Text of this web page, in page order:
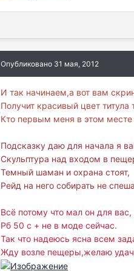
Опубликовано 31 мая, 2012
И так начинаем,а вот вам
Получит красивый цвет титула
Кто первым меня в этом месте
Подсказку даю для начала я
Скульптура над входом в
Темный шаман и охрана стоят,
Рейд на него собирать не
Всё потому что мал он для вас,
Рб 50 с + не в моде сейчас.
Так что надеюсь ясна всем
Жду возле пещеры,желаю